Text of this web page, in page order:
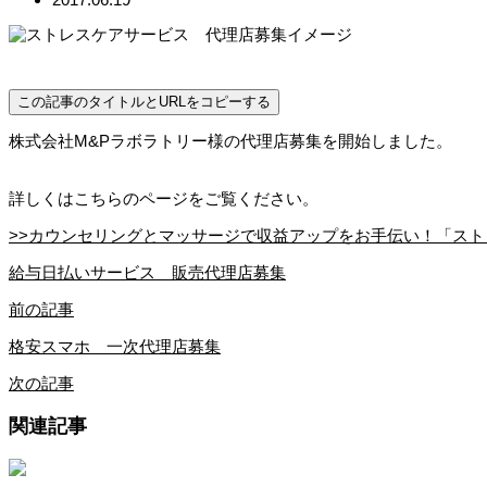
この記事のタイトルとURLをコピーする
株式会社M&Pラボラトリー様の代理店募集を開始しました。
詳しくはこちらのページをご覧ください。
>>カウンセリングとマッサージで収益アップをお手伝い！「ス
給与日払いサービス 販売代理店募集
前の記事
格安スマホ 一次代理店募集
次の記事
関連記事